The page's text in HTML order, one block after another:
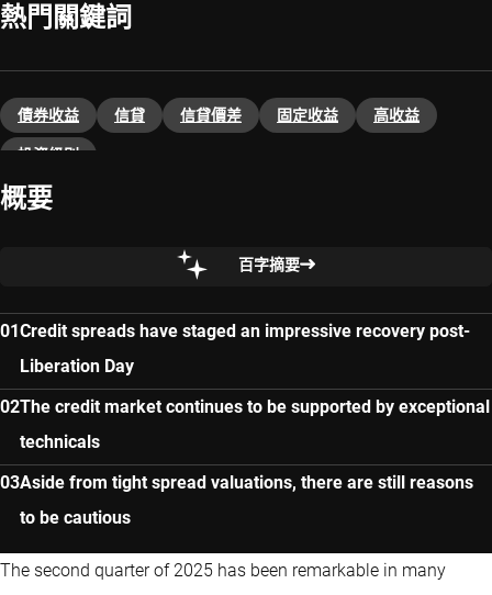
熱門關鍵詞
債券收益 信貸 信貸價差 固定收益 高收益
投資級別
概要
百字摘要
Credit spreads have staged an impressive recovery post-
Liberation Day
The credit market continues to be supported by exceptional
technicals
Aside from tight spread valuations, there are still reasons
to be cautious
The second quarter of 2025 has been remarkable in many